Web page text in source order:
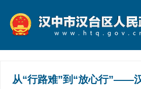
从“行路难”到“放心行”——